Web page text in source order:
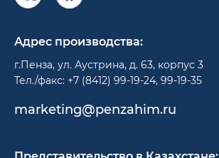
Адрес производства:
г.Пенза, ул. Аустрина, д. 63, корпус 3
Тел./факс: +7 (8412) 99-19-24, 99-19-35
marketing@penzahim.ru